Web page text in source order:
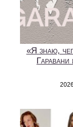
«Я знаю,